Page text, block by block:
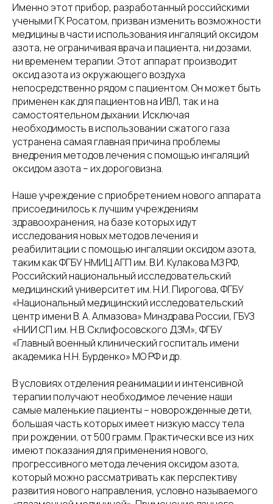
Именно этот прибор, разработанный российскими
учеными ГК Росатом, призван изменить возможности
медицины в части использования ингаляций оксидом
азота, не ограничивая врача и пациента, ни дозами,
ни временем терапии. Этот аппарат производит
оксид азота из окружающего воздуха
непосредственно рядом с пациентом. Он может быть
применен как для пациентов на ИВЛ, так и на
самостоятельном дыхании. Исключая
необходимость в использовании сжатого газа
устранена самая главная причина проблемы
внедрения методов лечения с помощью ингаляций
оксидом азота – их дороговизна.
Наше учреждение с приобретением нового аппарата
присоединилось к лучшим учреждениям
здравоохранения, на базе которых идут
исследования новых методов лечения и
реабилитации с помощью ингаляции оксидом азота,
таким как ФГБУ НМИЦ АГП им. В.И. Кулакова МЗ РФ,
Российский национальный исследовательский
медицинский университет им. Н.И. Пирогова, ФГБУ
«Национальный медицинский исследовательский
центр имени В. А. Алмазова» Минздрава России, ГБУЗ
«НИИ СП им. Н.В. Склифосовского ДЗМ», ФГБУ
«Главный военный клинический госпиталь имени
академика Н.Н. Бурденко» МО РФ и др.
В условиях отделения реанимации и интенсивной
терапии получают необходимое лечение наши
самые маленькие пациенты – новорожденные дети,
большая часть которых имеет низкую массу тела
при рождении, от 500 грамм. Практически все из них
имеют показания для применения нового,
прогрессивного метода лечения оксидом азота,
который можно рассматривать как перспективу
развития нового направления, условно называемого